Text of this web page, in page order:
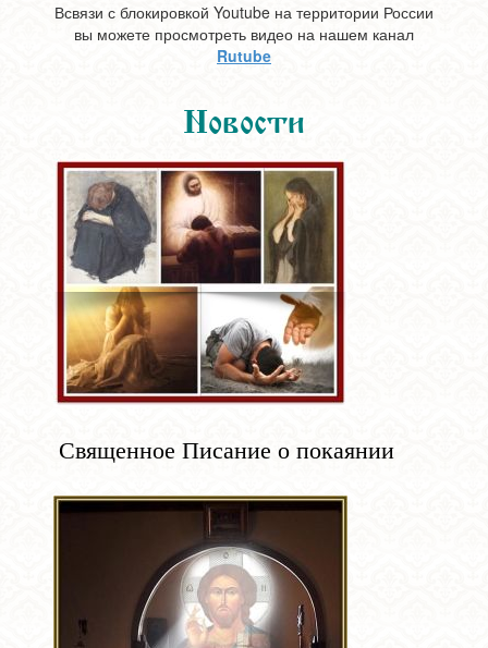
Всвязи с блокировкой Youtube на территории России
вы можете просмотреть видео на нашем канал
Rutube
Новости
Священное Писание о покаянии